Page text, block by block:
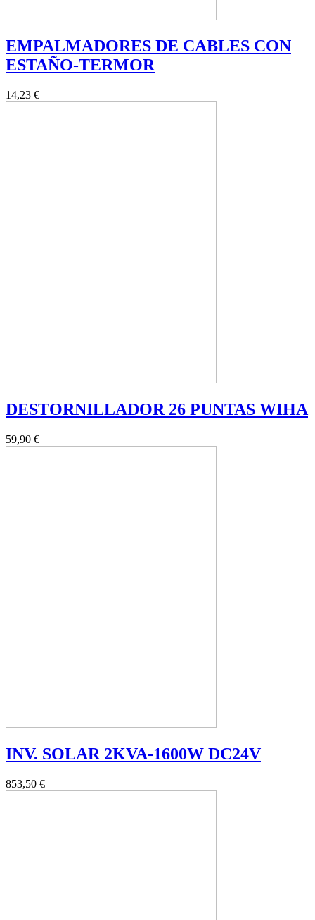
EMPALMADORES DE CABLES CON
ESTAÑO-TERMOR
14,23 €
DESTORNILLADOR 26 PUNTAS WIHA
59,90 €
INV. SOLAR 2KVA-1600W DC24V
853,50 €